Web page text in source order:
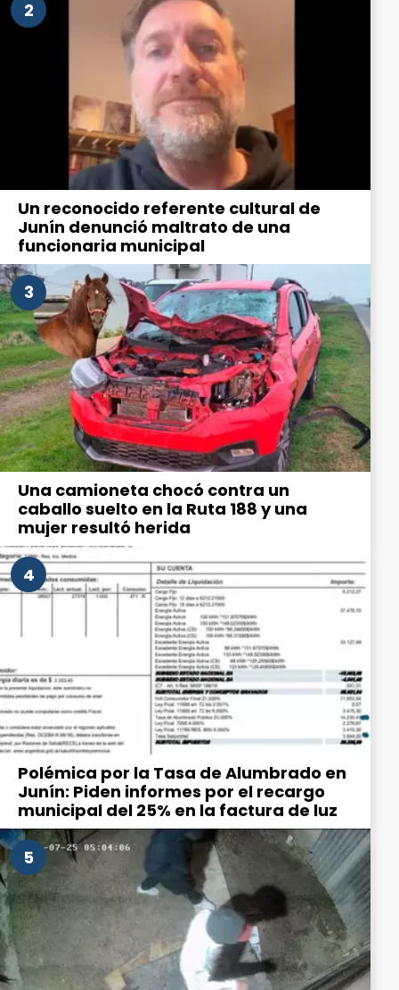
2
Un reconocido referente cultural de
Junín denunció maltrato de una
funcionaria municipal
3
Una camioneta chocó contra un
caballo suelto en la Ruta 188 y una
mujer resultó herida
4
Polémica por la Tasa de Alumbrado en
Junín: Piden informes por el recargo
municipal del 25% en la factura de luz
5